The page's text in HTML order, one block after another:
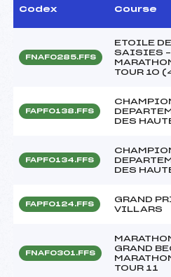
Codex Course
FNAF0285.FFS
ETOILE
SAISIES –
TOUR 10
FAPF0138.FFS
DES
FAPF0134.FFS
DES
FAPF0124.FFS
GRAND
VILLARS
FNAF0301.FFS
GRAND
TOUR 11